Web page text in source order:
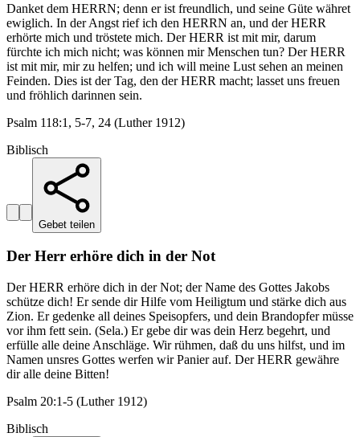
Danket dem HERRN; denn er ist freundlich, und seine Güte währet
ewiglich. In der Angst rief ich den HERRN an, und der HERR
erhörte mich und tröstete mich. Der HERR ist mit mir, darum
fürchte ich mich nicht; was können mir Menschen tun? Der HERR
ist mit mir, mir zu helfen; und ich will meine Lust sehen an meinen
Feinden. Dies ist der Tag, den der HERR macht; lasset uns freuen
und fröhlich darinnen sein.
Psalm 118:1, 5-7, 24 (Luther 1912)
Biblisch
Gebet teilen
Der Herr erhöre dich in der Not
Der HERR erhöre dich in der Not; der Name des Gottes Jakobs
schütze dich! Er sende dir Hilfe vom Heiligtum und stärke dich aus
Zion. Er gedenke all deines Speisopfers, und dein Brandopfer müsse
vor ihm fett sein. (Sela.) Er gebe dir was dein Herz begehrt, und
erfülle alle deine Anschläge. Wir rühmen, daß du uns hilfst, und im
Namen unsres Gottes werfen wir Panier auf. Der HERR gewähre
dir alle deine Bitten!
Psalm 20:1-5 (Luther 1912)
Biblisch